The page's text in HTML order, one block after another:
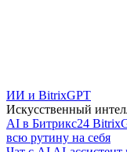
ИИ и BitrixGPT
Искусственный
AI в Битрикс24
всю рутину на себя